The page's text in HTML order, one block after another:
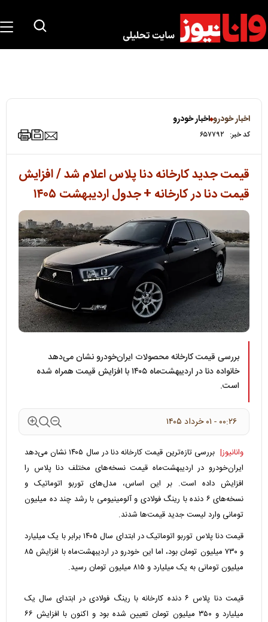
اخبار خودرو اخبار خودرو
کد خبر: ۶۵۷۷۹۲
قیمت جدید کارخانه دنا پلاس اعلام شد / افزایش
قیمت دنا در کارخانه + جدول اردیبهشت ۱۴۰۵
بررسی قیمت کارخانه محصولات ایران‌خودرو نشان می‌دهد
خانواده دنا در اردیبهشت‌ماه ۱۴۰۵ با افزایش قیمت همراه شده
است.
۰۰:۲۶ - ۰۱ خرداد ۱۴۰۵
وانانیوز|
بررسی تازه‌ترین قیمت کارخانه دنا در سال ۱۴۰۵ نشان می‌دهد
ایران‌خودرو در اردیبهشت‌ماه قیمت نسخه‌های مختلف دنا پلاس را
افزایش داده است. بر این اساس، مدل‌های توربو اتوماتیک و
نسخه‌های ۶ دنده با رینگ فولادی و آلومینیومی با رشد چند ده میلیون
تومانی وارد لیست جدید قیمت‌ها شدند.
قیمت دنا پلاس توربو اتوماتیک در ابتدای سال ۱۴۰۵ برابر با یک میلیارد
و ۷۳۰ میلیون تومان بود، اما این خودرو در اردیبهشت‌ماه با افزایش ۸۵
میلیون تومانی به یک میلیارد و ۸۱۵ میلیون تومان رسید.
قیمت دنا پلاس ۶ دنده کارخانه با رینگ فولادی در ابتدای سال یک
میلیارد و ۳۵۰ میلیون تومان تعیین شده بود و اکنون با افزایش ۶۶